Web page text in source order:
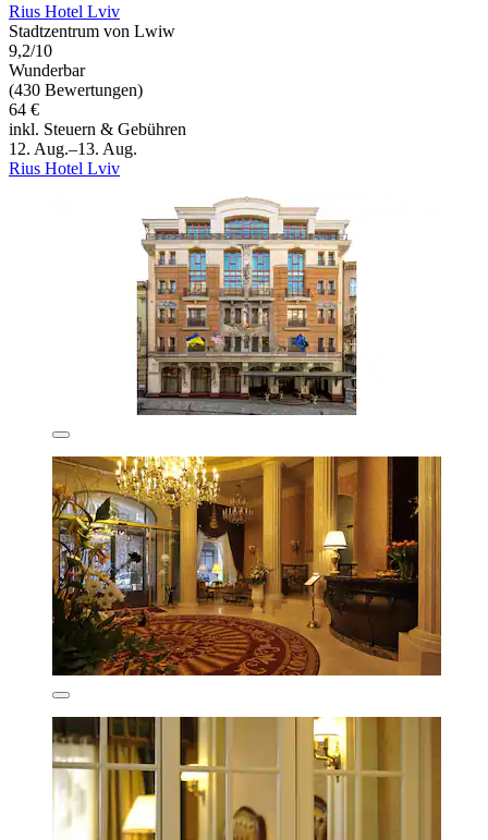
Rius Hotel Lviv
Stadtzentrum von Lwiw
9,2/10
Wunderbar
(430 Bewertungen)
64 €
inkl. Steuern & Gebühren
12. Aug.–13. Aug.
Rius Hotel Lviv